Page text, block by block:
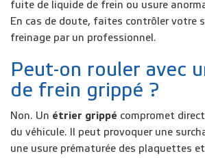
fuite de liquide de frein ou usure
En cas de doute, faites contrôler votre
freinage par un professionnel.
Peut-on rouler avec
de frein grippé ?
Non. Un étrier grippé compromet
du véhicule. Il peut provoquer une
une usure prématurée des plaquettes